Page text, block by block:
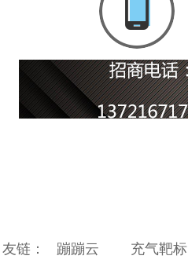
友链： 蹦蹦云 充气靶标